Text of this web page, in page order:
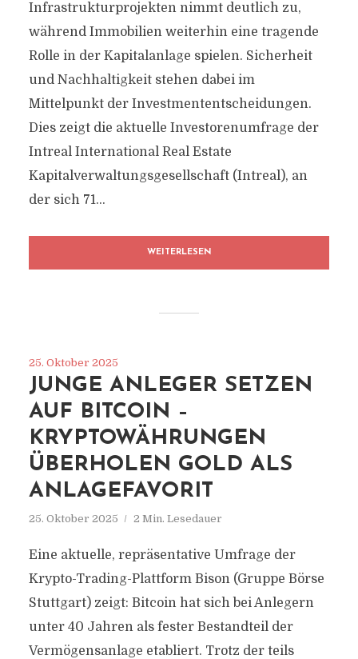
Infrastrukturprojekten nimmt deutlich zu,
während Immobilien weiterhin eine tragende
Rolle in der Kapitalanlage spielen. Sicherheit
und Nachhaltigkeit stehen dabei im
Mittelpunkt der Investmententscheidungen.
Dies zeigt die aktuelle Investorenumfrage der
Intreal International Real Estate
Kapitalverwaltungsgesellschaft (Intreal), an
der sich 71...
WEITERLESEN
25. Oktober 2025
JUNGE ANLEGER SETZEN
AUF BITCOIN –
KRYPTOWÄHRUNGEN
ÜBERHOLEN GOLD ALS
ANLAGEFAVORIT
25. Oktober 2025 2 Min. Lesedauer
Eine aktuelle, repräsentative Umfrage der
Krypto-Trading-Plattform Bison (Gruppe Börse
Stuttgart) zeigt: Bitcoin hat sich bei Anlegern
unter 40 Jahren als fester Bestandteil der
Vermögensanlage etabliert. Trotz der teils